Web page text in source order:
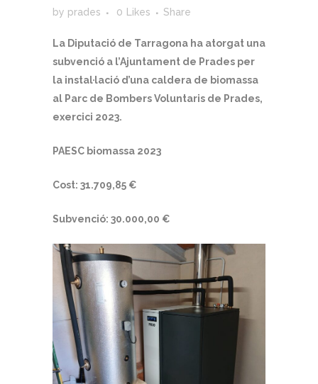
by prades 0 Likes Share
La Diputació de Tarragona ha atorgat una
subvenció a l’Ajuntament de Prades per
la instal·lació d’una caldera de biomassa
al Parc de Bombers Voluntaris de Prades,
exercici 2023.
PAESC biomassa 2023
Cost: 31.709,85 €
Subvenció: 30.000,00 €